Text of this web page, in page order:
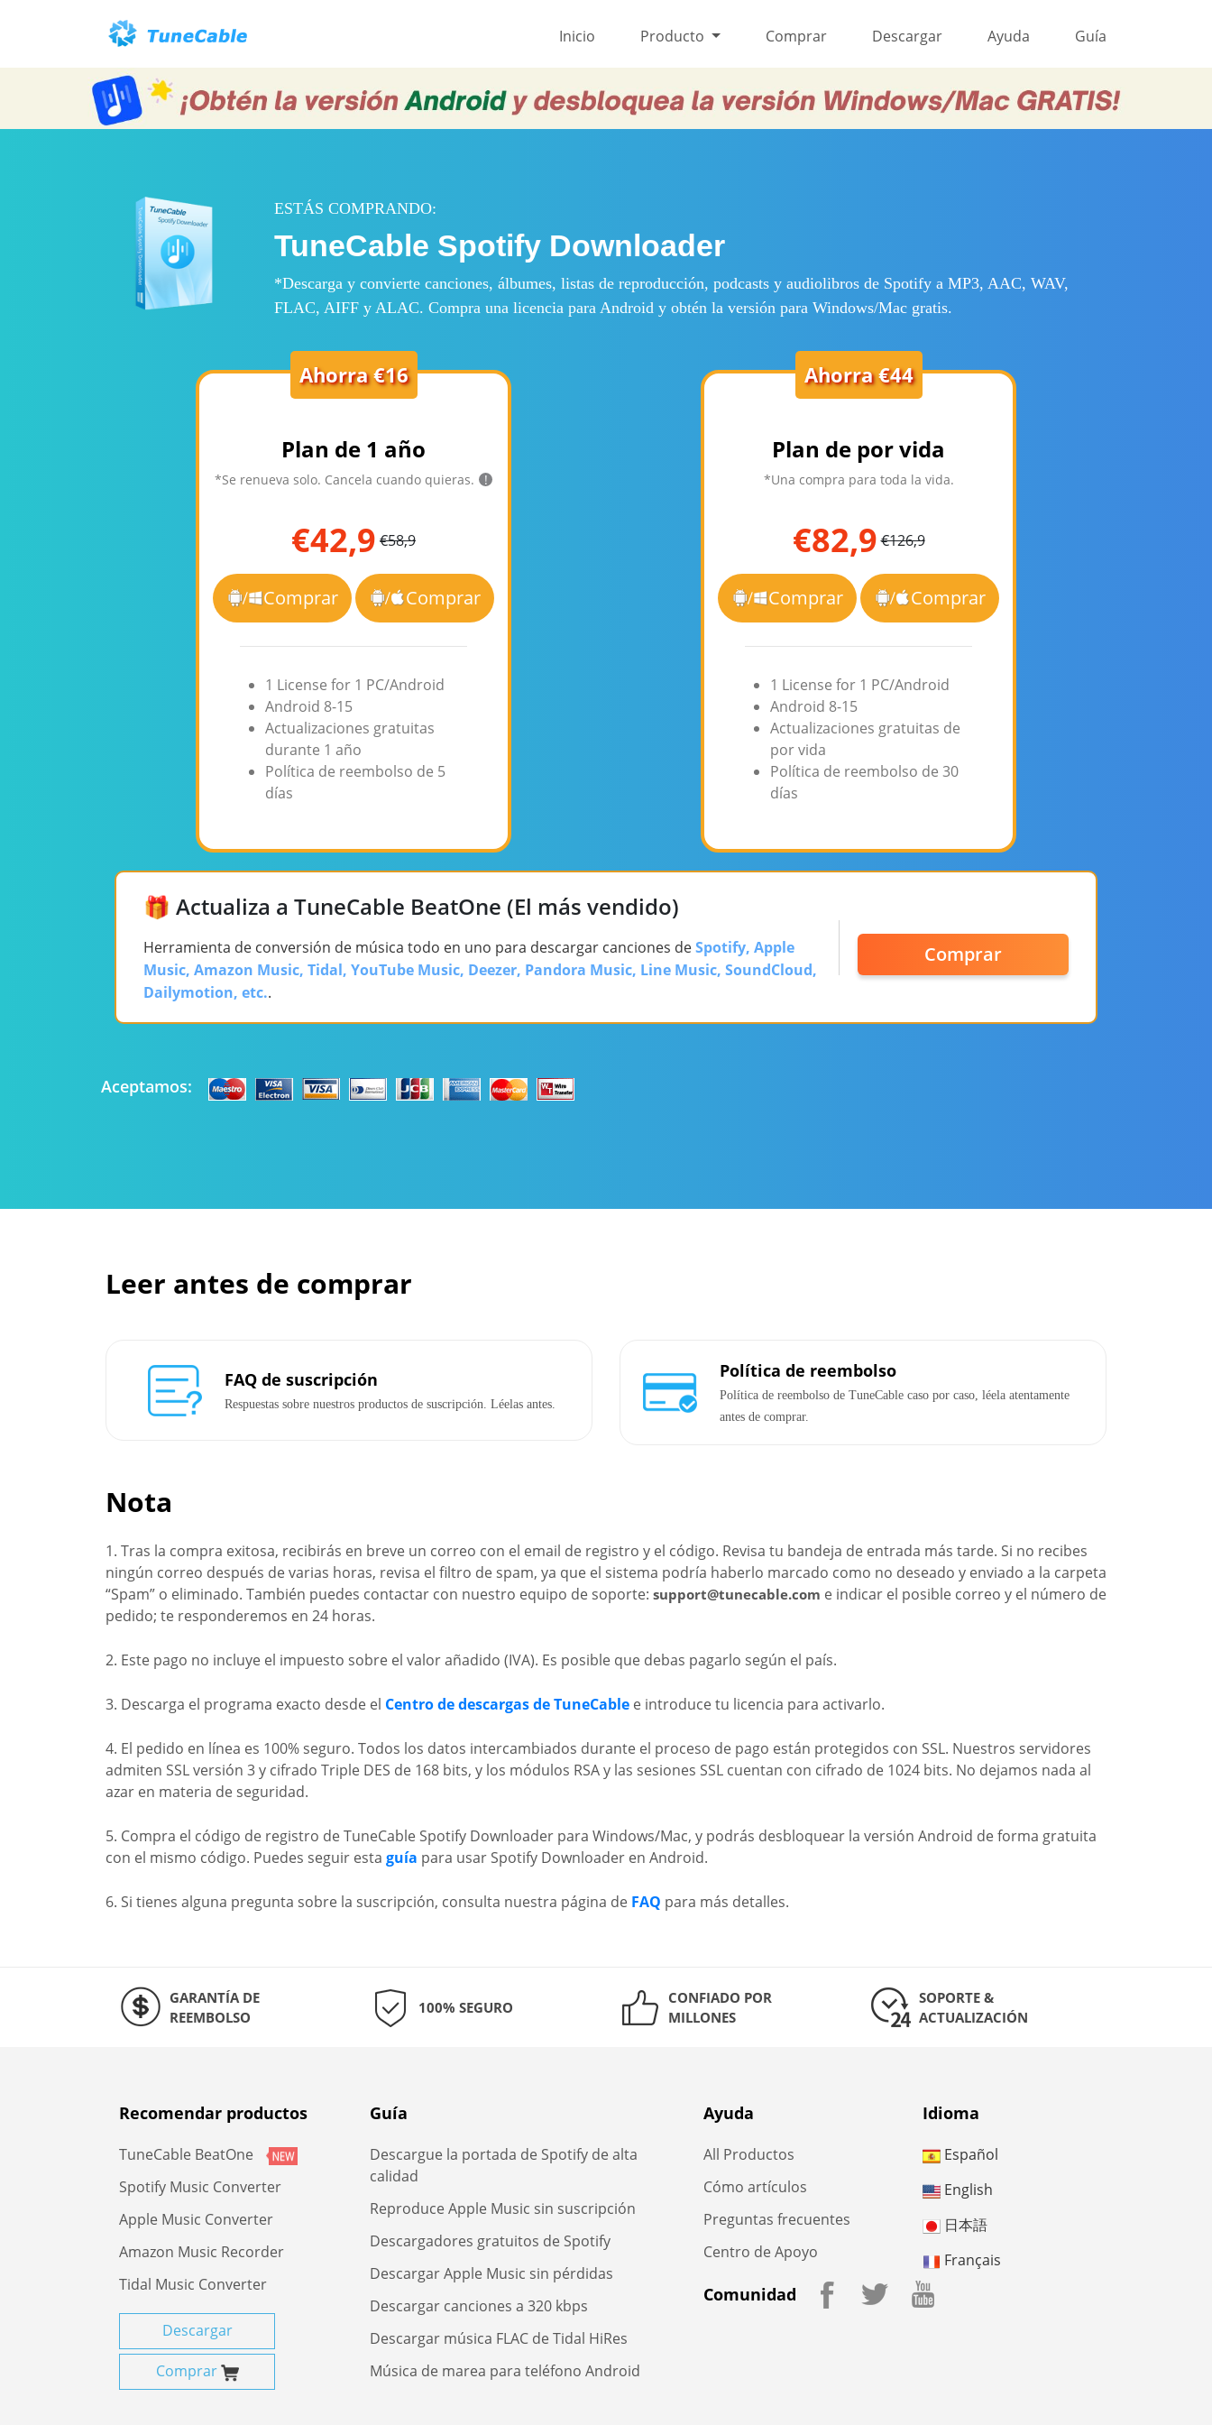
Inicio Producto Comprar Descargar Ayuda Guía
ESTÁS COMPRANDO:
TuneCable Spotify Downloader
*Descarga y convierte canciones, álbumes, listas de reproducción, podcasts y audiolibros de Spotify a MP3, AAC, WAV,
FLAC, AIFF y ALAC. Compra una licencia para Android y obtén la versión para Windows/Mac gratis.
Ahorra €16
Plan de 1 año
*Se renueva solo. Cancela cuando quieras. !
€42,9 €58,9
Comprar Comprar
1 License for 1 PC/Android
Android 8-15
Actualizaciones gratuitas
durante 1 año
Política de reembolso de 5
días
Ahorra €44
Plan de por vida
*Una compra para toda la vida.
€82,9 €126,9
Comprar Comprar
1 License for 1 PC/Android
Android 8-15
Actualizaciones gratuitas de
por vida
Política de reembolso de 30
días
🎁 Actualiza a TuneCable BeatOne (El más vendido)
Herramienta de conversión de música todo en uno para descargar canciones deSpotify, Apple
Music, Amazon Music, Tidal, YouTube Music, Deezer, Pandora Music, Line Music, SoundCloud,
Dailymotion, etc..
Comprar
Aceptamos:
Leer antes de comprar
FAQ de suscripción
Respuestas sobre nuestros productos de suscripción. Léelas antes.
Política de reembolso
Política de reembolso de TuneCable caso por caso, léela atentamente
antes de comprar.
Nota
1. Tras la compra exitosa, recibirás en breve un correo con el email de registro y el código. Revisa tu bandeja de entrada más tarde. Si no recibes
ningún correo después de varias horas, revisa el filtro de spam, ya que el sistema podría haberlo marcado como no deseado y enviado a la carpeta
“Spam” o eliminado. También puedes contactar con nuestro equipo de soporte: support@tunecable.com e indicar el posible correo y el número de
pedido; te responderemos en 24 horas.
2. Este pago no incluye el impuesto sobre el valor añadido (IVA). Es posible que debas pagarlo según el país.
3. Descarga el programa exacto desde el Centro de descargas de TuneCable e introduce tu licencia para activarlo.
4. El pedido en línea es 100% seguro. Todos los datos intercambiados durante el proceso de pago están protegidos con SSL. Nuestros servidores
admiten SSL versión 3 y cifrado Triple DES de 168 bits, y los módulos RSA y las sesiones SSL cuentan con cifrado de 1024 bits. No dejamos nada al
azar en materia de seguridad.
5. Compra el código de registro de TuneCable Spotify Downloader para Windows/Mac, y podrás desbloquear la versión Android de forma gratuita
con el mismo código. Puedes seguir esta guía para usar Spotify Downloader en Android.
6. Si tienes alguna pregunta sobre la suscripción, consulta nuestra página de FAQ para más detalles.
GARANTÍA DE
REEMBOLSO
100% SEGURO
CONFIADO POR
MILLONES
SOPORTE &
ACTUALIZACIÓN
Recomendar productos
TuneCable BeatOne
Spotify Music Converter
Apple Music Converter
Amazon Music Recorder
Tidal Music Converter
Descargar
Comprar
Guía
Descargue la portada de Spotify de alta
calidad
Reproduce Apple Music sin suscripción
Descargadores gratuitos de Spotify
Descargar Apple Music sin pérdidas
Descargar canciones a 320 kbps
Descargar música FLAC de Tidal HiRes
Música de marea para teléfono Android
Ayuda
All Productos
Cómo artículos
Preguntas frecuentes
Centro de Apoyo
Idioma
Español
English
日本語
Français
Comunidad